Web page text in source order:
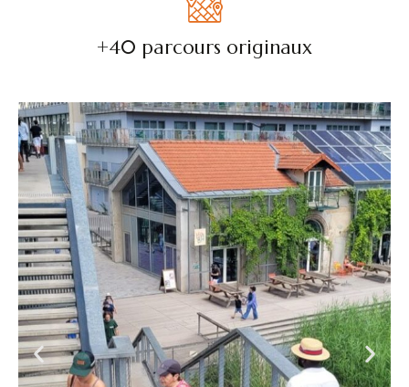
+40 parcours originaux